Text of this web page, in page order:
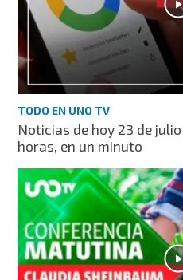
TODO EN UNO TV
Noticias de hoy 23 de
horas, en un minuto